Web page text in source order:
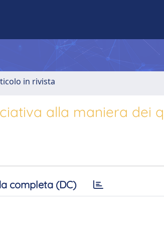
in rivista
alla maniera dei
completa (DC)